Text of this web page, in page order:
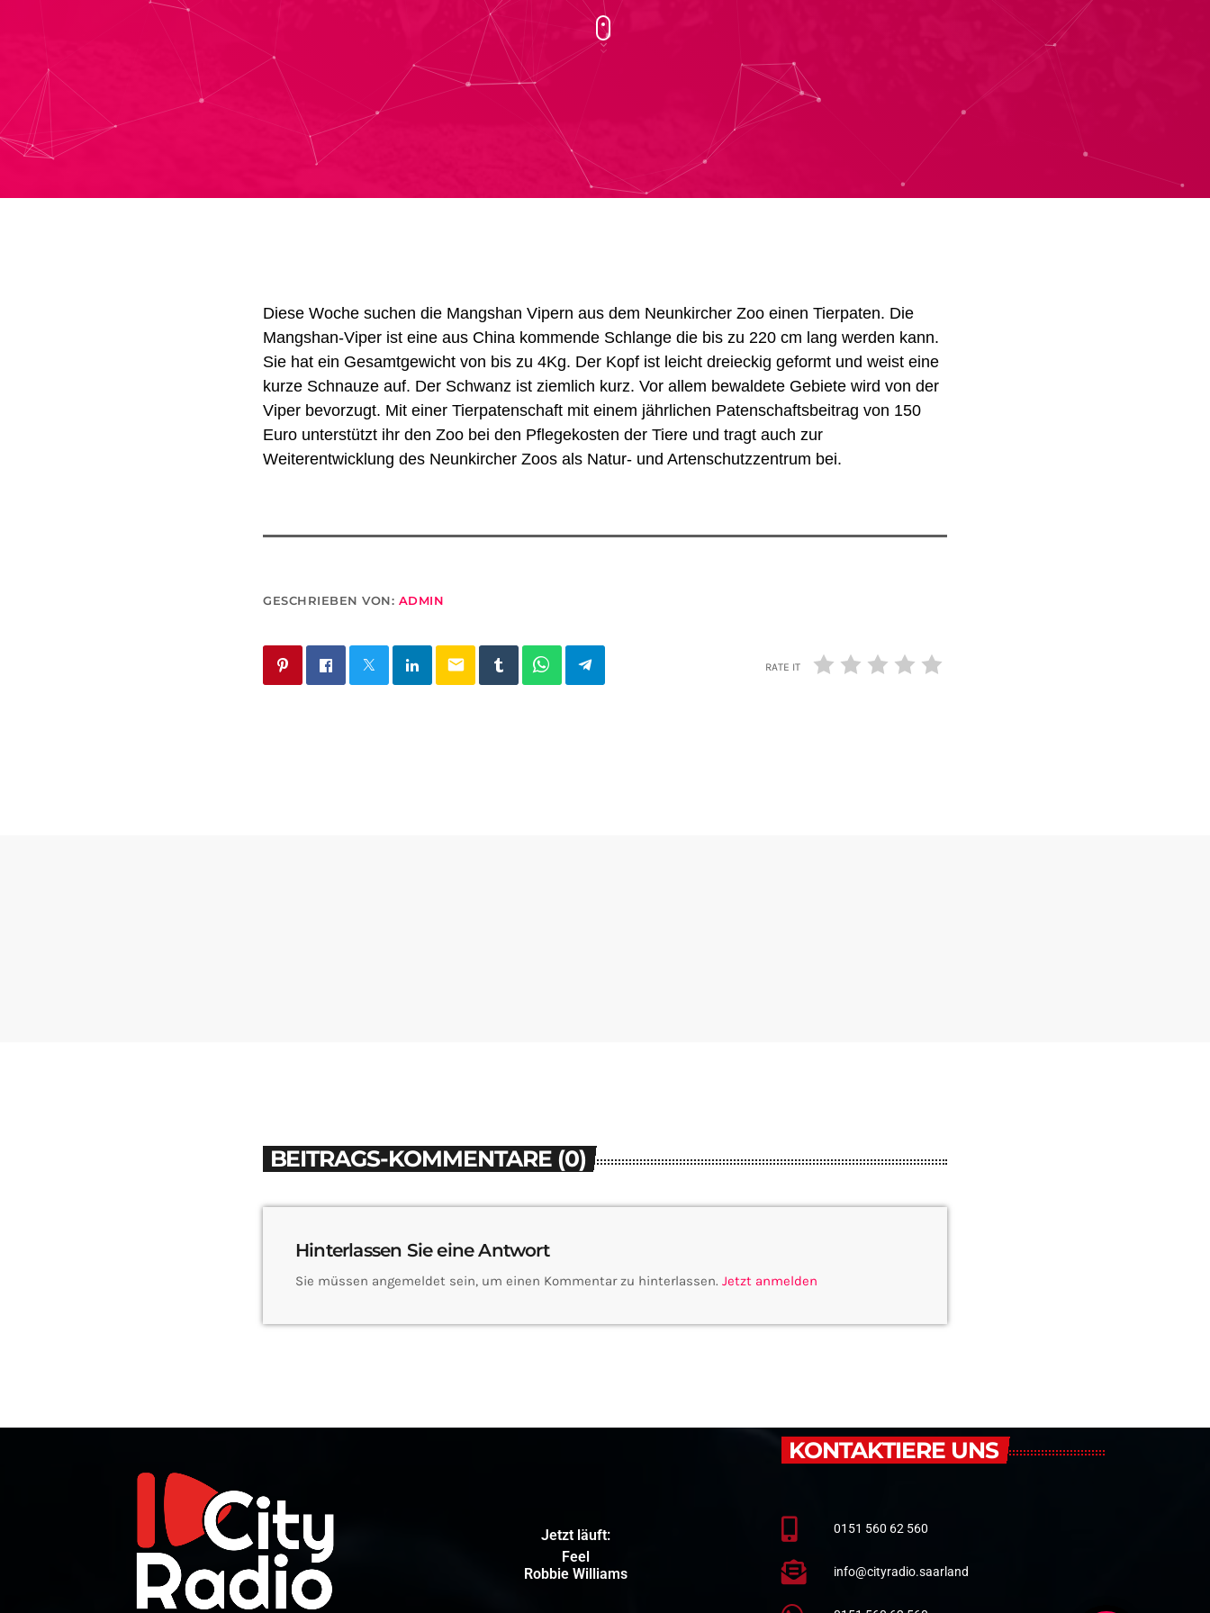
Diese Woche suchen die Mangshan Vipern aus dem Neunkircher Zoo einen Tierpaten. Die
Mangshan-Viper ist eine aus China kommende Schlange die bis zu 220 cm lang werden kann.
Sie hat ein Gesamtgewicht von bis zu 4Kg. Der Kopf ist leicht dreieckig geformt und weist eine
kurze Schnauze auf. Der Schwanz ist ziemlich kurz. Vor allem bewaldete Gebiete wird von der
Viper bevorzugt. Mit einer Tierpatenschaft mit einem jährlichen Patenschaftsbeitrag von 150
Euro unterstützt ihr den Zoo bei den Pflegekosten der Tiere und tragt auch zur
Weiterentwicklung des Neunkircher Zoos als Natur- und Artenschutzzentrum bei.
GESCHRIEBEN VON: ADMIN
email RATE IT
BEITRAGS-KOMMENTARE (0)
Hinterlassen Sie eine Antwort
Sie müssen angemeldet sein, um einen Kommentar zu hinterlassen. Jetzt anmelden
Jetzt läuft:
Feel
Robbie Williams
KONTAKTIERE UNS
0151 560 62 560
info@cityradio.saarland